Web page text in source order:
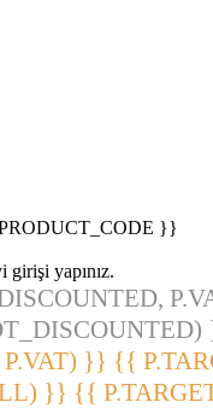
}}
girişi yapınız.
}} {{
}} {{